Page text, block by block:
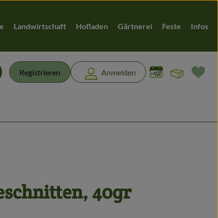
Landwirtschaft Hofladen Gärtnerei Feste Infos
Registrieren Anmelden
40gr